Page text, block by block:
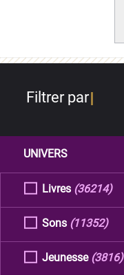
Filtrer par
UNIVERS
Livres (36214)
Sons (11352)
Jeunesse (3816)